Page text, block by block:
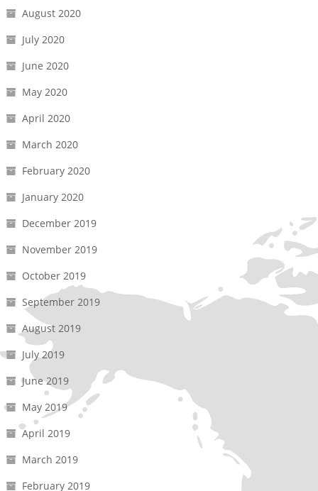
August 2020
July 2020
June 2020
May 2020
April 2020
March 2020
February 2020
January 2020
December 2019
November 2019
October 2019
September 2019
August 2019
July 2019
June 2019
May 2019
April 2019
March 2019
February 2019